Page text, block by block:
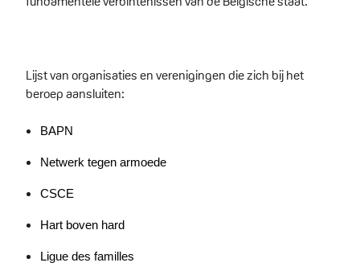
Lijst van organisaties en verenigingen die zich bij het
beroep aansluiten:
BAPN
Netwerk tegen armoede
CSCE
Hart boven hard
Ligue des familles